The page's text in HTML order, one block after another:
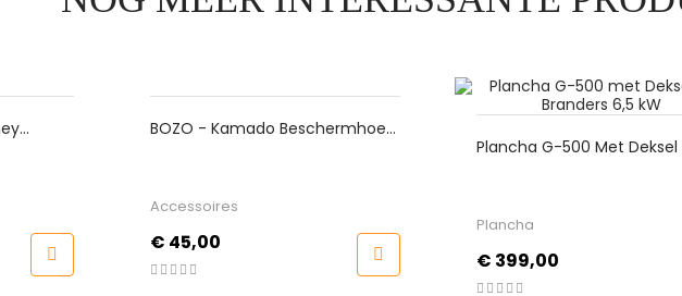
BOZO - Kamado Beschermhoes
Prijs
€ 45,00
Plancha G-500 Met Deksel En 2
€ 399,00